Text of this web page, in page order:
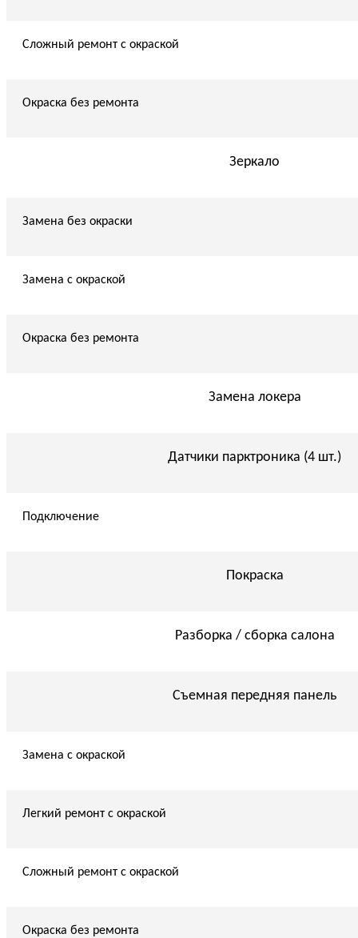
Сложный ремонт с окраской
Окраска без ремонта
Зеркало
Замена без окраски
Замена с окраской
Окраска без ремонта
Замена локера
Датчики парктроника (4 шт.)
Подключение
Покраска
Разборка / сборка салона
Съемная передняя панель
Замена с окраской
Легкий ремонт с окраской
Сложный ремонт с окраской
Окраска без ремонта